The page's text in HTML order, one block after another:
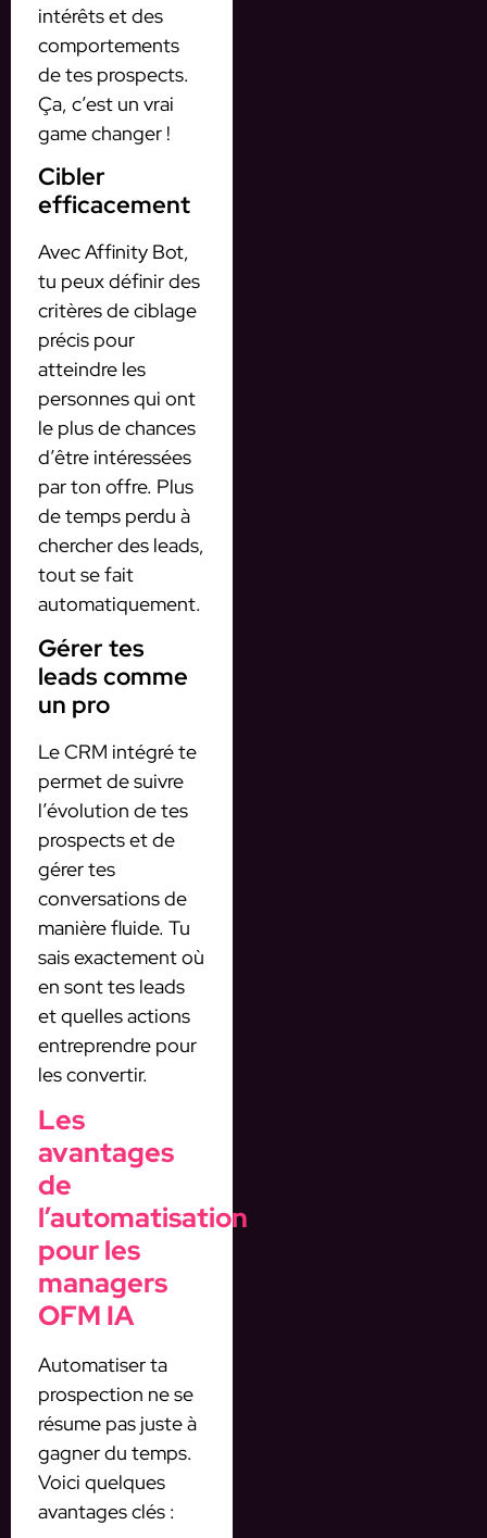
intérêts et des
comportements
de tes prospects.
Ça, c’est un vrai
game changer !
Cibler
efficacement
Avec Affinity Bot,
tu peux définir des
critères de ciblage
précis pour
atteindre les
personnes qui ont
le plus de chances
d’être intéressées
par ton offre. Plus
de temps perdu à
chercher des leads,
tout se fait
automatiquement.
Gérer tes
leads comme
un pro
Le CRM intégré te
permet de suivre
l’évolution de tes
prospects et de
gérer tes
conversations de
manière fluide. Tu
sais exactement où
en sont tes leads
et quelles actions
entreprendre pour
les convertir.
Les
avantages
de
l’automatisation
pour les
managers
OFM IA
Automatiser ta
prospection ne se
résume pas juste à
gagner du temps.
Voici quelques
avantages clés :